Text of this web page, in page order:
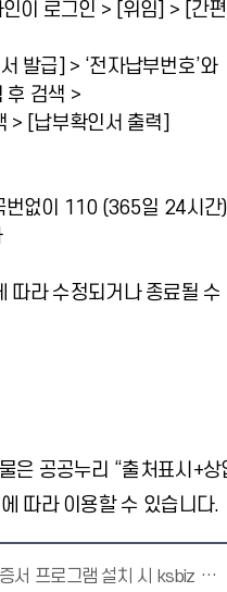
이 로그인 > [위임] > [간편
발급] > ‘전자납부번호’와
후 검색 >
> [납부확인서 출력]
번없이 110 (365일 24시간)
따라 수정되거나 종료될 수
은 공공누리 “출처표시+상
따라 이용할 수 있습니다.
위택스에서 인증서 프로그램 설치 시 ksbiz 변조 오류 발생합니다.